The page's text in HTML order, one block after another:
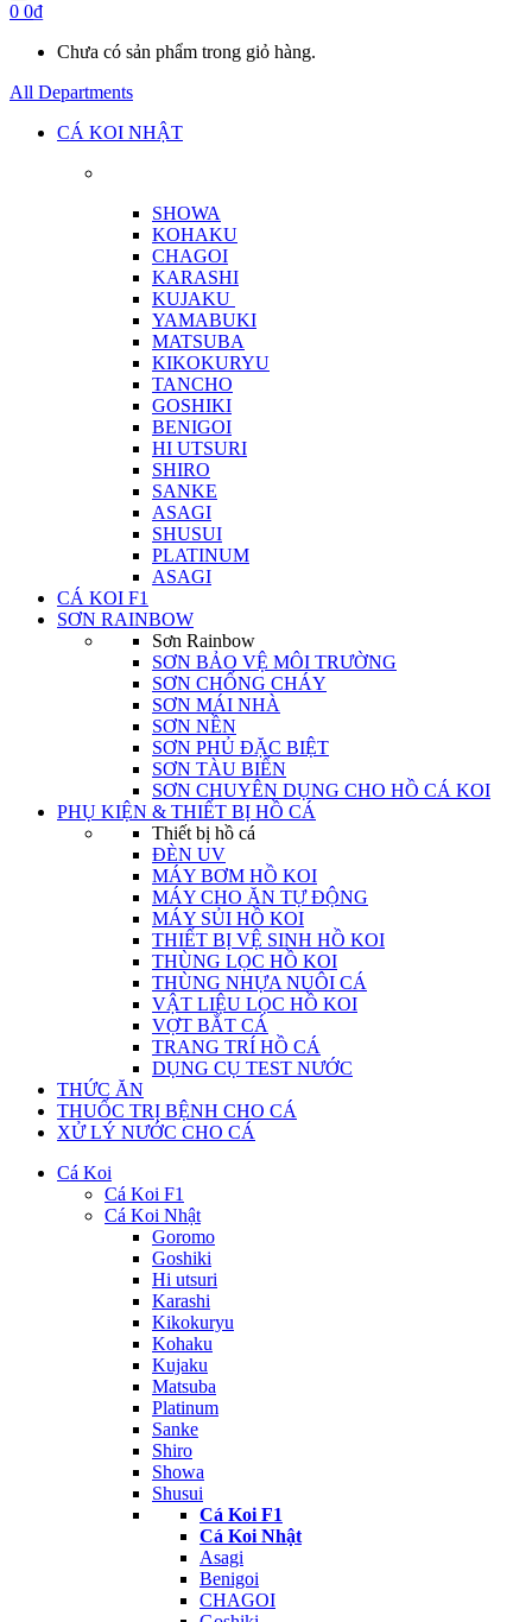
0 0₫
Chưa có sản phẩm trong giỏ hàng.
All Departments
CÁ KOI NHẬT
SHOWA
KOHAKU
CHAGOI
KARASHI
KUJAKU
YAMABUKI
MATSUBA
KIKOKURYU
TANCHO
GOSHIKI
BENIGOI
HI UTSURI
SHIRO
SANKE
ASAGI
SHUSUI
PLATINUM
ASAGI
CÁ KOI F1
SƠN RAINBOW
Sơn Rainbow
SƠN BẢO VỆ MÔI TRƯỜNG
SƠN CHỐNG CHÁY
SƠN MÁI NHÀ
SƠN NỀN
SƠN PHỦ ĐẶC BIỆT
SƠN TÀU BIỂN
SƠN CHUYÊN DỤNG CHO HỒ CÁ KOI
PHỤ KIỆN & THIẾT BỊ HỒ CÁ
Thiết bị hồ cá
ĐÈN UV
MÁY BƠM HỒ KOI
MÁY CHO ĂN TỰ ĐỘNG
MÁY SỦI HỒ KOI
THIẾT BỊ VỆ SINH HỒ KOI
THÙNG LỌC HỒ KOI
THÙNG NHỰA NUÔI CÁ
VẬT LIỆU LỌC HỒ KOI
VỢT BẮT CÁ
TRANG TRÍ HỒ CÁ
DỤNG CỤ TEST NƯỚC
THỨC ĂN
THUỐC TRỊ BỆNH CHO CÁ
XỬ LÝ NƯỚC CHO CÁ
Cá Koi
Cá Koi F1
Cá Koi Nhật
Goromo
Goshiki
Hi utsuri
Karashi
Kikokuryu
Kohaku
Kujaku
Matsuba
Platinum
Sanke
Shiro
Showa
Shusui
Cá Koi F1
Cá Koi Nhật
Asagi
Benigoi
CHAGOI